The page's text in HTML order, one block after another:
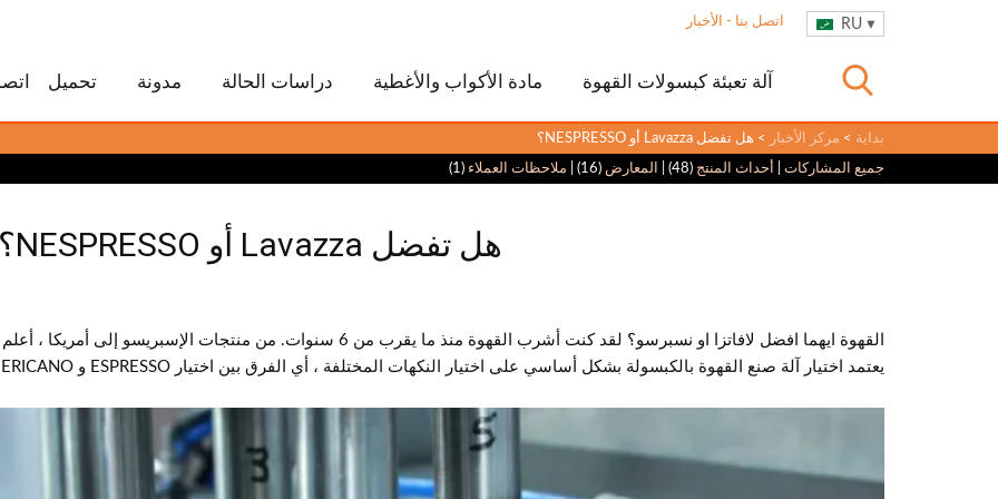
RU اتصل بنا - الأخبار
آلة تعبئة كبسولات القهوة مادة الأكواب والأغطية دراسات الحالة مدونة تحميل
بداية > مركز الأخبار
> هل تفضل Lavazza أو NESPRESSO؟
جميع المشاركات
أحداث المنتج (48) | المعارض (16) | ملاحظات العملاء (1)
هل تفضل Lavazza أو NESPRESSO؟
القهوة ايهما افضل لافاتزا او نسبرسو؟ لقد كنت أشرب القهوة منذ ما يقرب من 6 سنوات. من منتجات الإسبريسو إلى أمريكا ، أعلم أن ثقافة القهوة رائعة مثل ثقافة الشاي.
يعتمد اختيار آلة صنع القهوة بالكبسولة بشكل أساسي على اختيار النكهات المختلفة ، أي الفرق بين اختيار ESPRESSO و AMERICANO.